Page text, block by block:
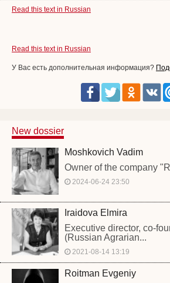
Read this text in Russian
Read this text in Russian
У Вас есть дополнительная информация?
New dossier
Moshkovich Vadim
Owner of the company
2024-06-24 23:50
Iraidova Elmira
Executive director, co-
(Russian Agrarian...
2021-08-14 13:19
Roitman Evgeniy